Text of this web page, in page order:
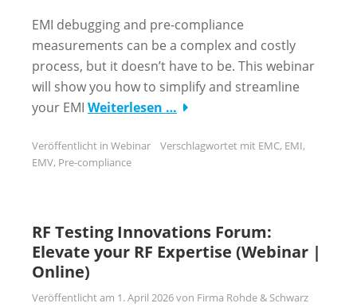
EMI debugging and pre-compliance
measurements can be a complex and costly
process, but it doesn’t have to be. This webinar
will show you how to simplify and streamline
your EMI Weiterlesen …
Veröffentlicht in Webinar Verschlagwortet mit EMC, EMI,
EMV, Pre-compliance
RF Testing Innovations Forum:
Elevate your RF Expertise (Webinar |
Online)
Veröffentlicht am 1. April 2026von Firma Rohde & Schwarz